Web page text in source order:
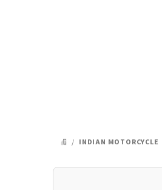
DOMŮ
/ INDIAN MOTORCYCLE
P